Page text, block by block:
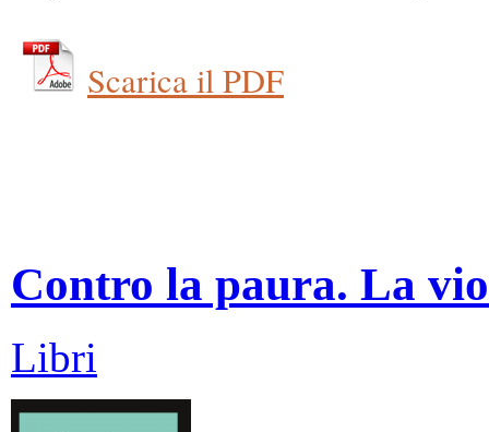
Scarica il PDF
Contro la paura. La
Libri